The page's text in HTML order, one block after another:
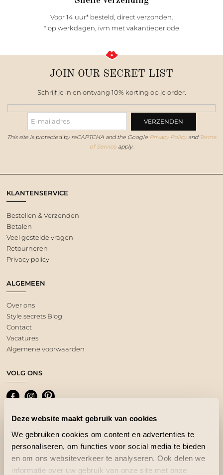
Deze website maakt gebruik van cookies
We gebruiken cookies om content en advertenties te
personaliseren, om functies voor social media te bieden
en om ons websiteverkeer te analyseren. Ook delen we
informatie over uw gebruik van onze site met onze
Voor 14 uur* besteld, direct verzonden.
* op werkdagen, ivm met vakantieperiode
JOIN OUR SECRET LIST
Schrijf je in en ontvang 10% korting op je order.
This site is protected by reCAPTCHA and the Google Privacy Policyand Terms
of Service apply.
KLANTENSERVICE
Bestellen & Verzenden
Betalen
Veel gestelde vragen
Retourneren
Privacy policy
ALGEMEEN
Over ons
Style secrets Blog
Contact
Vacatures
Algemene voorwaarden
VOLG ONS